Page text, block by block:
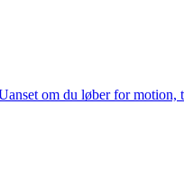
om du løber for